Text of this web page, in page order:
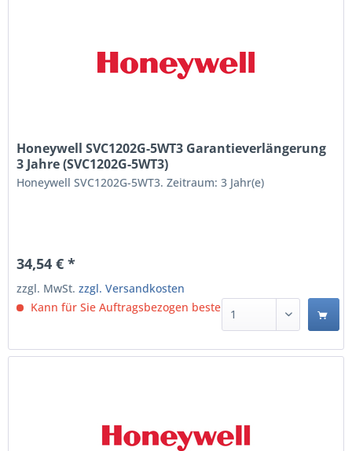
Honeywell SVC1202G-5WT3 Garantieverlängerung
3 Jahre (SVC1202G-5WT3)
Honeywell SVC1202G-5WT3. Zeitraum: 3 Jahr(e)
34,54 € *
zzgl. MwSt.zzgl. Versandkosten
Kann für Sie Auftragsbezogen bestellt werden.